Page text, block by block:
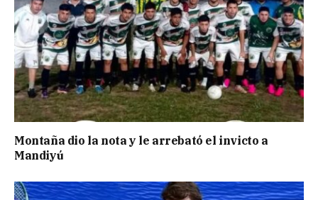
Montaña dio la nota y le arrebató el invicto a
Mandiyú